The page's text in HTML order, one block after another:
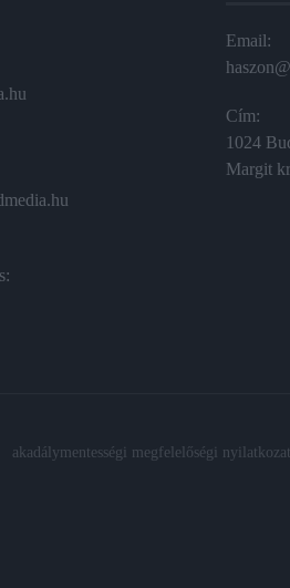
Email:
Cím:
1024
Margit
akadálymentességi megfelelőségi nyilatkozat